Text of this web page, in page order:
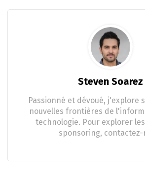
Steven Soarez
Passionné et dévoué, j'explore
nouvelles frontières de
technologie. Pour explorer
sponsoring, contactez-